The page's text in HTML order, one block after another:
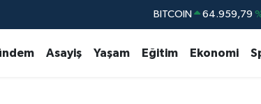
DOLAR 47,7436
Asayiş Yaşam Eğitim Ekonomi